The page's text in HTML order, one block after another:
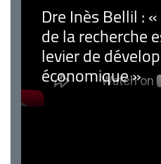
Dre Inès Bellil :
de la recherche
levier de
économique »